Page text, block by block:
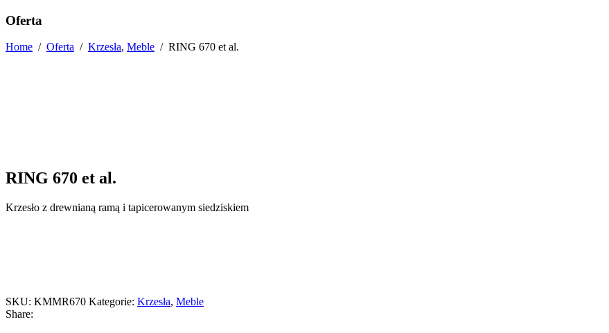
Oferta
Home / Oferta / Krzesła, Meble / RING 670 et al.
RING 670 et al.
Krzesło z drewnianą ramą i tapicerowanym siedziskiem
SKU: KMMR670 Kategorie: Krzesła, Meble
Share: